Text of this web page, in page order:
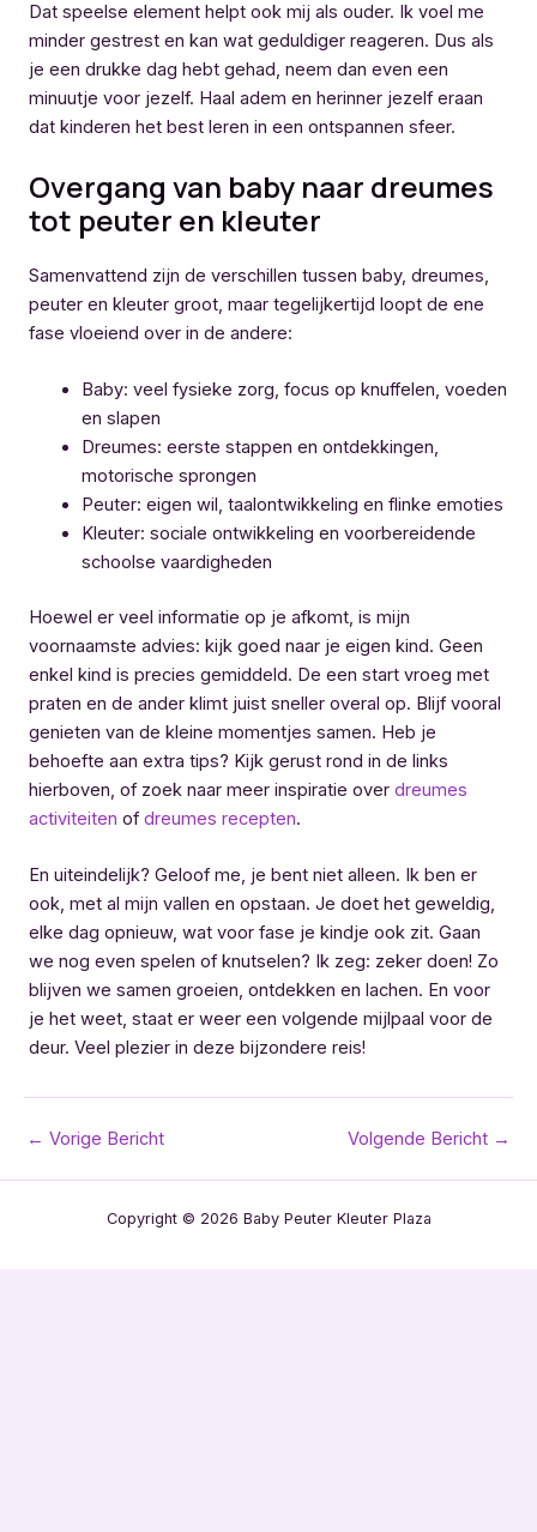
Dat speelse element helpt ook mij als ouder. Ik voel me
minder gestrest en kan wat geduldiger reageren. Dus als
je een drukke dag hebt gehad, neem dan even een
minuutje voor jezelf. Haal adem en herinner jezelf eraan
dat kinderen het best leren in een ontspannen sfeer.
Overgang van baby naar dreumes
tot peuter en kleuter
Samenvattend zijn de verschillen tussen baby, dreumes,
peuter en kleuter groot, maar tegelijkertijd loopt de ene
fase vloeiend over in de andere:
Baby: veel fysieke zorg, focus op knuffelen, voeden
en slapen
Dreumes: eerste stappen en ontdekkingen,
motorische sprongen
Peuter: eigen wil, taalontwikkeling en flinke emoties
Kleuter: sociale ontwik­ke­ling en voorbereidende
schoolse vaardigheden
Hoewel er veel informatie op je afkomt, is mijn
voornaamste advies: kijk goed naar je eigen kind. Geen
enkel kind is precies gemiddeld. De een start vroeg met
praten en de ander klimt juist sneller overal op. Blijf vooral
genieten van de kleine momentjes samen. Heb je
behoefte aan extra tips? Kijk gerust rond in de links
hierboven, of zoek naar meer inspiratie over dreumes
activiteiten of dreumes recepten.
En uiteindelijk? Geloof me, je bent niet alleen. Ik ben er
ook, met al mijn vallen en opstaan. Je doet het geweldig,
elke dag opnieuw, wat voor fase je kindje ook zit. Gaan
we nog even spelen of knutselen? Ik zeg: zeker doen! Zo
blijven we samen groeien, ontdekken en lachen. En voor
je het weet, staat er weer een volgende mijlpaal voor de
deur. Veel plezier in deze bijzondere reis!
Bericht
← Vorige Bericht Volgende Bericht →
Copyright © 2026 Baby Peuter Kleuter Plaza